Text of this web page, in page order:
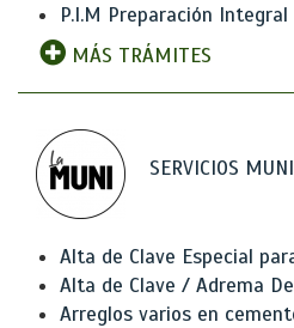
P.I.M Preparación
MÁS TRÁMITES
SERVICIOS
Alta de Clave Especial
Alta de Clave / Adrema
Arreglos varios en